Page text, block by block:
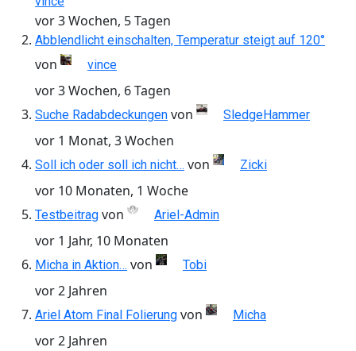
vor 3 Wochen, 5 Tagen
Abblendlicht einschalten, Temperatur steigt auf 120°
von vince
vor 3 Wochen, 6 Tagen
Suche Radabdeckungen von SledgeHammer
vor 1 Monat, 3 Wochen
Soll ich oder soll ich nicht… von Zicki
vor 10 Monaten, 1 Woche
Testbeitrag von Ariel-Admin
vor 1 Jahr, 10 Monaten
Micha in Aktion… von Tobi
vor 2 Jahren
Ariel Atom Final Folierung von Micha
vor 2 Jahren